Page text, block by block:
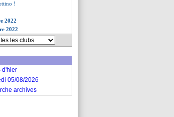
!
2022
2022
d'hier
05/08/2026
archives